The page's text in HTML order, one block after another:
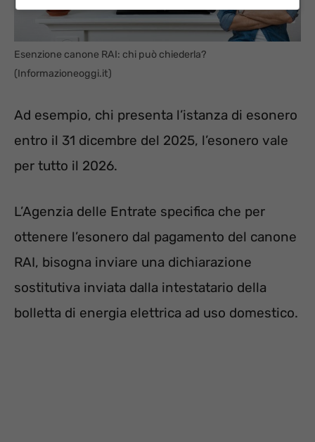
Esenzione canone RAI: chi può chiederla?
(Informazioneoggi.it)
Ad esempio, chi presenta l’istanza di esonero
entro il 31 dicembre del 2025, l’esonero vale
per tutto il 2026.
L’Agenzia delle Entrate specifica che per
ottenere l’esonero dal pagamento del canone
RAI, bisogna inviare una dichiarazione
sostitutiva inviata dalla intestatario della
bolletta di energia elettrica ad uso domestico.